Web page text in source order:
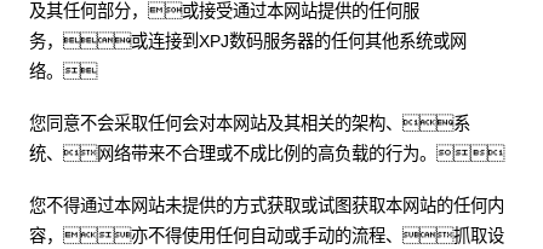
及其任何部分，或接受通过本网站提供的任何服
务，或连接到XPJ数码服务器的任何其他系统或网
络。
您同意不会采取任何会对本网站及其相关的架构、系
统、网络带来不合理或不成比例的高负载的行为。
您不得通过本网站未提供的方式获取或试图获取本网站的任何内
容，亦不得使用任何自动或手动的流程、抓取设